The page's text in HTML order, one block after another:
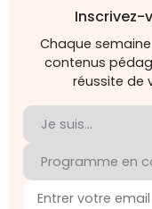
Inscrivez-
Chaque
contenus
réussite de